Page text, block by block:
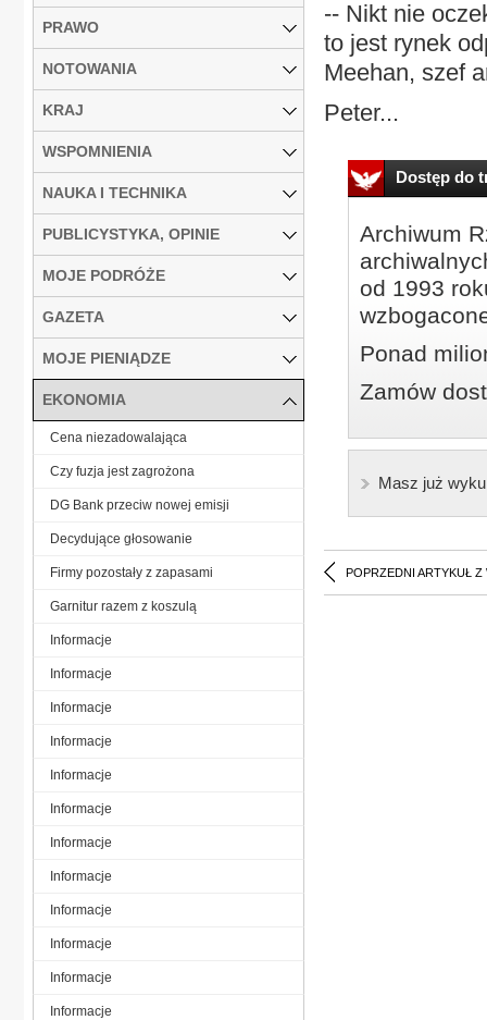
-- Nikt nie
to jest rynek
Meehan, szef
Peter...
Dostęp do
Archiwum
od 1993
Ponad
Zamów
Masz już
POPRZEDNI ARTYKUŁ Z
PRAWO
NOTOWANIA
KRAJ
WSPOMNIENIA
NAUKA I TECHNIKA
PUBLICYSTYKA, OPINIE
MOJE PODRÓŻE
GAZETA
MOJE PIENIĄDZE
EKONOMIA
Cena niezadowalająca
Czy fuzja jest zagrożona
DG Bank przeciw nowej emisji
Decydujące głosowanie
Firmy pozostały z zapasami
Garnitur razem z koszulą
Informacje
Informacje
Informacje
Informacje
Informacje
Informacje
Informacje
Informacje
Informacje
Informacje
Informacje
Informacje